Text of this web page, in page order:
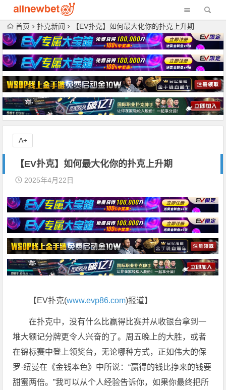
首页 扑克新闻 【EV扑克】如何最大化你的扑克上升期
【EV扑克】如何最大化你的扑克上升期
2025年4月22日
【EV扑克(www.evp86.com)报道】
在扑克中，没有什么比赢得比赛并从收银台拿到一
堆大额记分牌更令人兴奋的了。周五晚上的大胜，或者
在锦标赛中登上领奖台，无论哪种方式，正如伟大的保
罗·纽曼在《金钱本色》中所说：“赢得的钱比挣来的钱要
甜蜜两倍。”我可以从个人经验告诉你，如果你最终把所
A+